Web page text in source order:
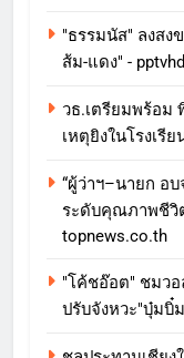
"ธรรมนัส" ลงสง
ส้ม-แดง" -
วธ.เตรียมพร้อม
เหตุยิงในโรงเรี
“ผู้ว่าฯ–นายก อ
ระดับคุณภาพชีวิ
topnews.co.th
"โค้ชอ๊อต" ชมวอ
ปรับจังหวะ"บุ๋มบิ๋